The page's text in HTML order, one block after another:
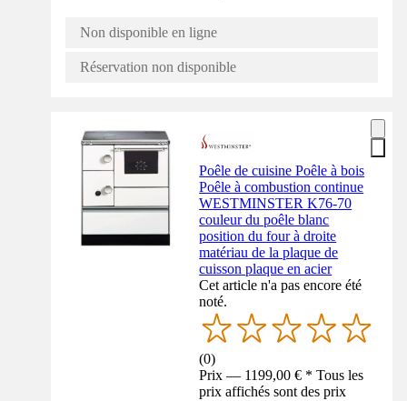
Non disponible en ligne
Réservation non disponible
Poêle de cuisine Poêle à bois
Poêle à combustion continue
WESTMINSTER K76-70
couleur du poêle blanc
position du four à droite
matériau de la plaque de
cuisson plaque en acier
Cet article n'a pas encore été
noté.
(0)
Prix — 1199,00 € * Tous les
prix affichés sont des prix